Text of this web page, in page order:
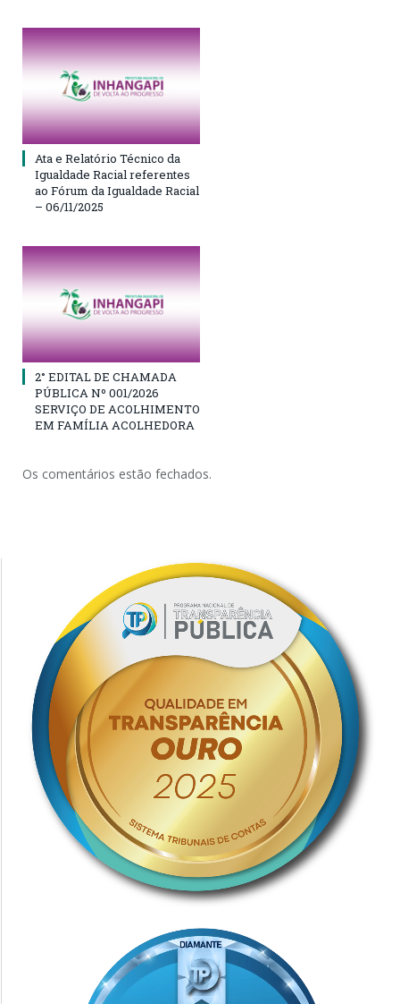
Ata e Relatório Técnico da
Igualdade Racial referentes
ao Fórum da Igualdade Racial
– 06/11/2025
2° EDITAL DE CHAMADA
PÚBLICA Nº 001/2026
SERVIÇO DE ACOLHIMENTO
EM FAMÍLIA ACOLHEDORA
Os comentários estão fechados.